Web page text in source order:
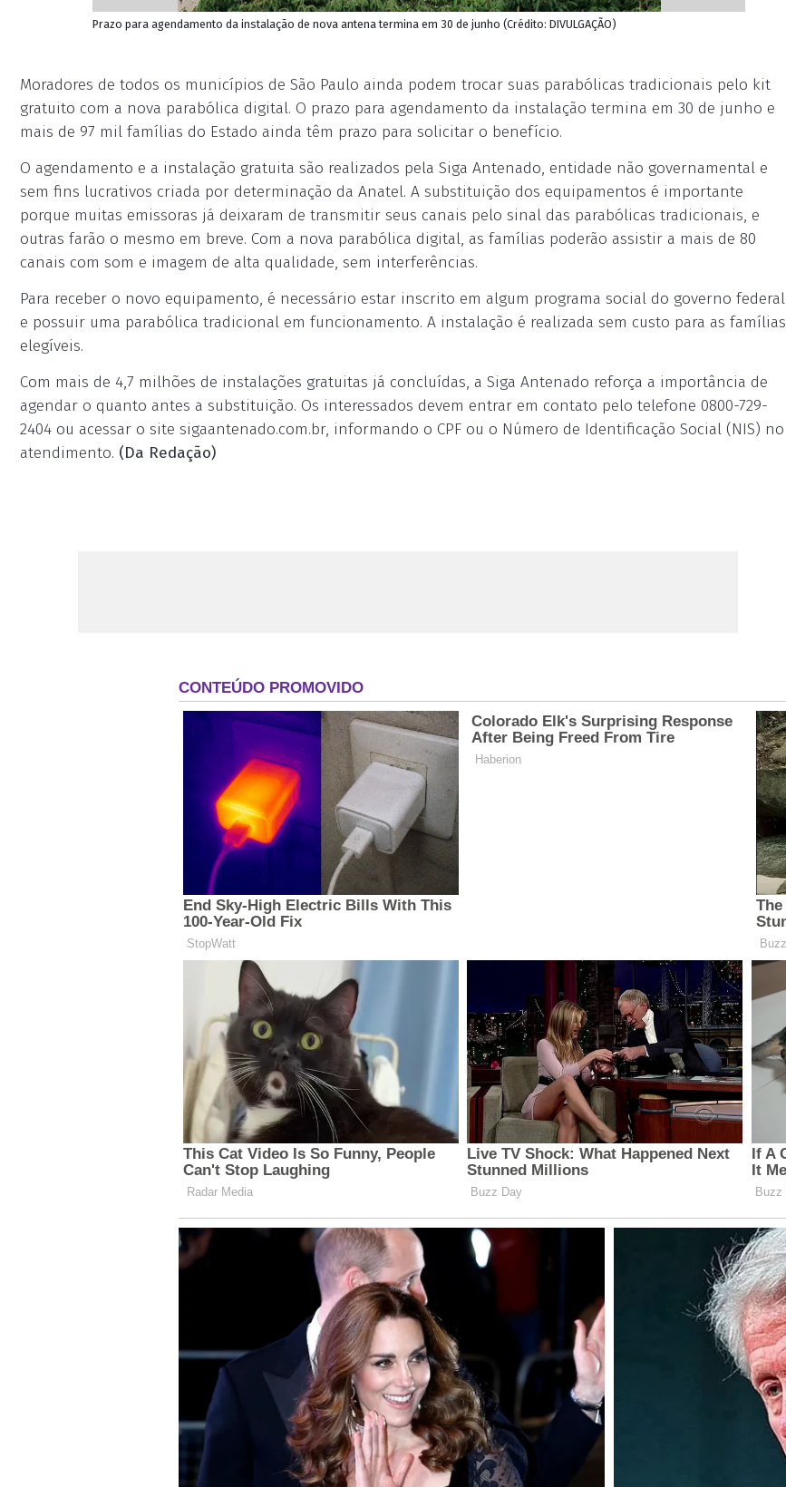
Prazo para agendamento da instalação de nova antena termina em 30 de junho (Crédito: DIVULGAÇÃO)
Moradores de todos os municípios de São Paulo ainda podem trocar suas parabólicas tradicionais pelo kit
gratuito com a nova parabólica digital. O prazo para agendamento da instalação termina em 30 de junho e
mais de 97 mil famílias do Estado ainda têm prazo para solicitar o benefício.
O agendamento e a instalação gratuita são realizados pela Siga Antenado, entidade não governamental e
sem fins lucrativos criada por determinação da Anatel. A substituição dos equipamentos é importante
porque muitas emissoras já deixaram de transmitir seus canais pelo sinal das parabólicas tradicionais, e
outras farão o mesmo em breve. Com a nova parabólica digital, as famílias poderão assistir a mais de 80
canais com som e imagem de alta qualidade, sem interferências.
Para receber o novo equipamento, é necessário estar inscrito em algum programa social do governo federal
e possuir uma parabólica tradicional em funcionamento. A instalação é realizada sem custo para as famílias
elegíveis.
Com mais de 4,7 milhões de instalações gratuitas já concluídas, a Siga Antenado reforça a importância de
agendar o quanto antes a substituição. Os interessados devem entrar em contato pelo telefone 0800-729-
2404 ou acessar o site sigaantenado.com.br, informando o CPF ou o Número de Identificação Social (NIS) no
atendimento. (Da Redação)